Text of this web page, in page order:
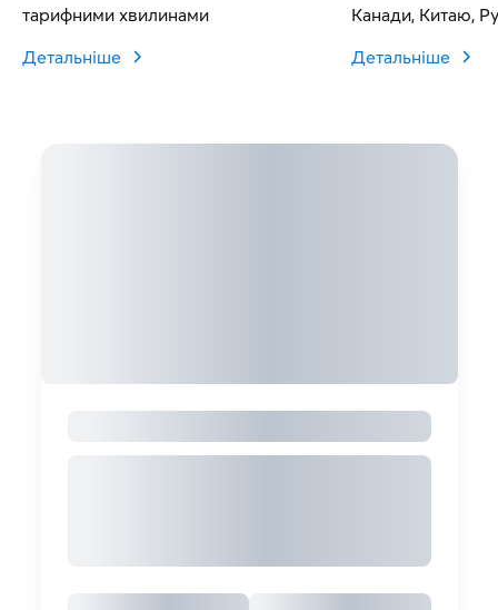
тарифними хвилинами
Детальніше
Канади, Китаю,
Детальніше